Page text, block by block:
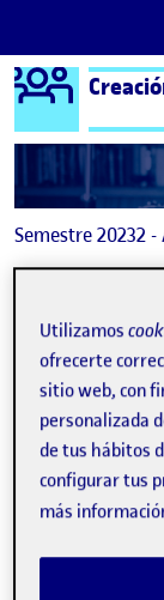
Saltar al contenido
Logo
Semestre 20232 -
Publicado por
Publicado
Cristina
Visibilidad:
Pública-20
Quiero
primera PEC
del vídeo es la
Utilizamos
ofrecerte
sitio web, con
personalizada
de tus hábitos
configurar tus
más